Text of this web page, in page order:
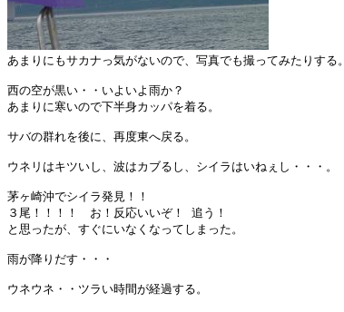
あまりにもサカナっ気がないので、写真でも撮ってみたりする。
西の空が黒い・・いよいよ雨か？
あまりに寒いので下半身カッパを着る。
サバの群れを後に、再度東へ戻る。
ウネリはキツいし、波はカブるし、シイラはいねぇし・・・。
茅ヶ崎沖でシイラ発見！！
３尾！！！！　お！反応いいぞ！ 追う！
と思ったが、すぐにいなくなってしまった。
雨が降りだす・・・
ウネウネ・・ツラい時間が経過する。